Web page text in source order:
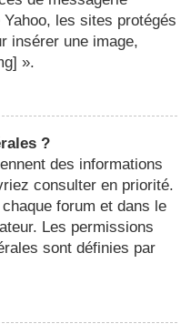
les sites protégés
insérer une image,
».
?
des informations
consulter en priorité.
forum et dans le
Les permissions
sont définies par